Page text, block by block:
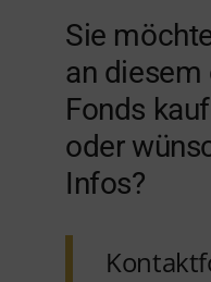
Sie
an diesem
Fonds
oder
Infos?